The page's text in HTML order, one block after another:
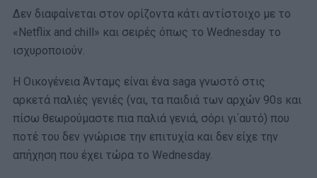
Δεν διαφαίνεται στον ορίζοντα κάτι αντίστοιχο με το
«Netflix and chill» και σειρές όπως το Wednesday το
ισχυροποιούν.
Η Οικογένεια Άνταμς είναι ένα saga γνωστό στις
αρκετά παλιές γενιές (ναι, τα παιδιά των αρχών 90s και
πίσω θεωρούμαστε πια παλιά γενιά, σόρι γι΄αυτό) που
ποτέ του δεν γνώρισε την επιτυχία και δεν είχε την
απήχηση που έχει τώρα το Wednesday.